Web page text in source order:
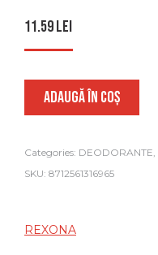
11.59lei
ADAUGĂ ÎN COȘ
Categories: DEODORANTE,
SKU: 8712561316965
REXONA